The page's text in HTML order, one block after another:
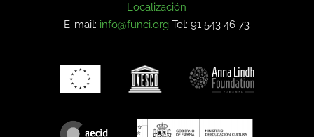
Localización
E-mail: info@funci.org Tel: 91 543 46 73